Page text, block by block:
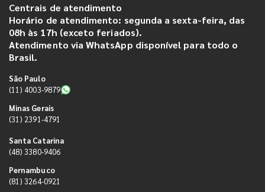
Centrais de atendimento
Horário de atendimento: segunda a sexta-feira, das
08h às 17h (exceto feriados).
Atendimento via WhatsApp disponível para todo o
Brasil.
São Paulo
(11) 4003-9879
Minas Gerais
(31) 2391-4791
Santa Catarina
(48) 3380-9406
Pernambuco
(81) 3264-0921